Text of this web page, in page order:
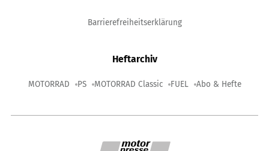
Barrierefreiheitserklärung
Heftarchiv
MOTORRAD PS MOTORRAD Classic FUEL Abo & Hefte